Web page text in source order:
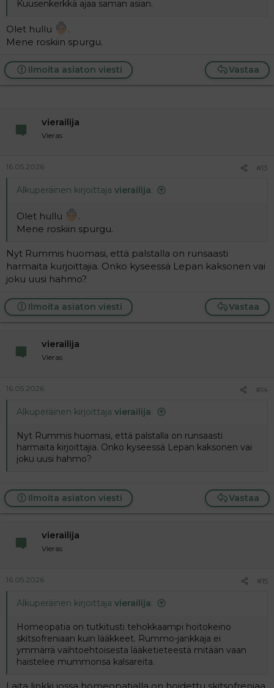
Kuusenkerkkä ajaa saman asian.
Olet hullu
.
Mene roskiin spurgu.
Vastaa
Ilmoita asiaton viesti
vierailija
Vieras
16.05.2026 #13
Alkuperäinen kirjoittaja vierailija:
Olet hullu
.
Mene roskiin spurgu.
Nyt Rummis huomasi, että palstalla on runsaasti
harmaita kurjoittajia. Onko kyseessä Lepan kaksonen vai
joku uusi hahmo?
Vastaa
Ilmoita asiaton viesti
vierailija
Vieras
16.05.2026 #14
Alkuperäinen kirjoittaja vierailija:
Nyt Rummis huomasi, että palstalla on runsaasti
harmaita kirjoittajia. Onko kyseessä Lepan kaksonen vai
joku uusi hahmo?
Vastaa
Ilmoita asiaton viesti
vierailija
Vieras
16.05.2026 #15
Alkuperäinen kirjoittaja vierailija:
Homeopatia on tutkitusti tehokkaampi hoitokeino
skitsofreniaan kuin lääkkeet. Rummo-jankkaja ei
ymmärrä vaihtoehtoisesta lääketieteestä mitään vaan
haistelee mummonsa kalsareita.